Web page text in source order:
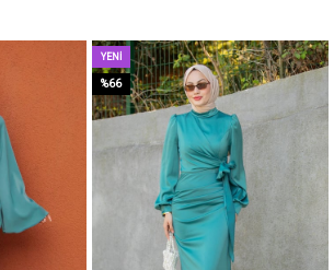
%66
YENI
ÜRÜN